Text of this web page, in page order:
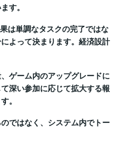
す。
は単調なタスクの完了ではな
よって決まります。経済設計
ゲーム内のアップグレードに
深い参加に応じて拡大する報
。
ではなく、システム内でトー